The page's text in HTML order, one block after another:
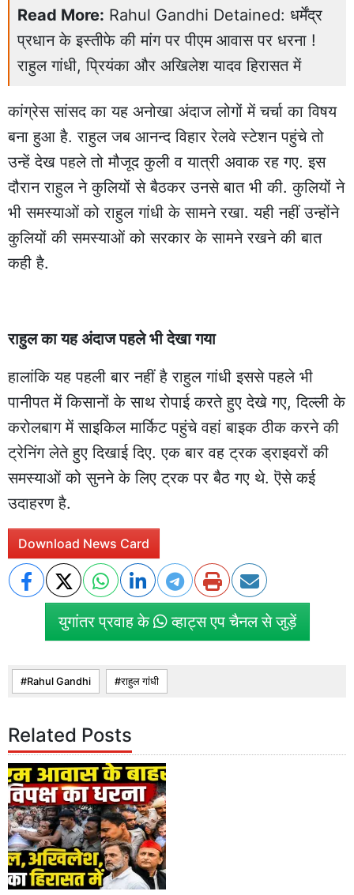
Read More: Rahul Gandhi Detained: धर्मेंद्र
प्रधान के इस्तीफे की मांग पर पीएम आवास पर धरना !
राहुल गांधी, प्रियंका और अखिलेश यादव हिरासत में
कांग्रेस सांसद का यह अनोखा अंदाज लोगों में चर्चा का विषय
बना हुआ है. राहुल जब आनन्द विहार रेलवे स्टेशन पहुंचे तो
उन्हें देख पहले तो मौजूद कुली व यात्री अवाक रह गए. इस
दौरान राहुल ने कुलियों से बैठकर उनसे बात भी की. कुलियों ने
भी समस्याओं को राहुल गांधी के सामने रखा. यही नहीं उन्होंने
कुलियों की समस्याओं को सरकार के सामने रखने की बात
कही है.
राहुल का यह अंदाज पहले भी देखा गया
हालांकि यह पहली बार नहीं है राहुल गांधी इससे पहले भी
पानीपत में किसानों के साथ रोपाई करते हुए देखे गए, दिल्ली के
करोलबाग में साइकिल मार्किट पहुंचे वहां बाइक ठीक करने की
ट्रेनिंग लेते हुए दिखाई दिए. एक बार वह ट्रक ड्राइवरों की
समस्याओं को सुनने के लिए ट्रक पर बैठ गए थे. ऎसे कई
उदाहरण है.
Download News Card
युगांतर प्रवाह के व्हाट्स एप चैनल से जुड़ें
Rahul Gandhi राहुल गांधी
Related Posts